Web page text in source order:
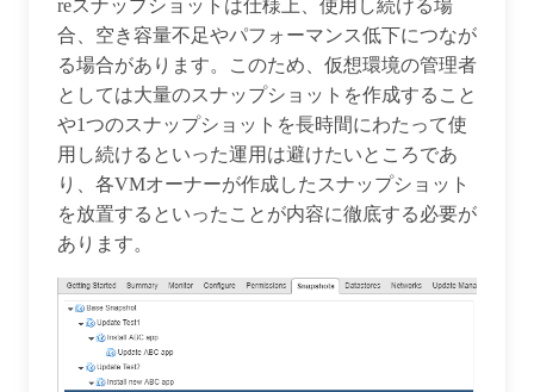
reスナップショットは仕様上、使用し続ける場
合、空き容量不足やパフォーマンス低下につなが
る場合があります。このため、仮想環境の管理者
としては大量のスナップショットを作成すること
や1つのスナップショットを長時間にわたって使
用し続けるといった運用は避けたいところであ
り、各VMオーナーが作成したスナップショット
を放置するといったことが内容に徹底する必要が
あります。